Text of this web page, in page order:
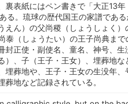
裏表紙にはペン書きで「大正13年
る。琉球の歴代国王の家譜であ
ん）の父尚稷（しょうしょく）
泰（しょうたい）の王子尚典まで
正使・副使名、童名、神号、生
）、子（王子・王女）、埋葬地な
埋葬地や、王子・王女の生没年、
地など記録されている。